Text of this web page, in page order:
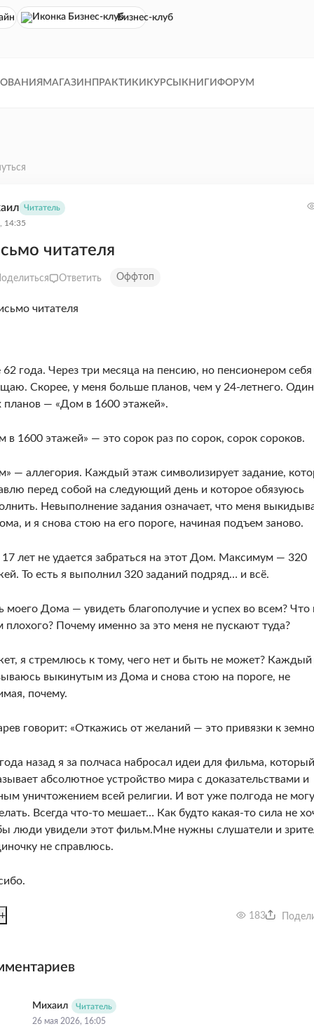
кинотеатр
Бизнес-клуб
МАГАЗИН ПРАКТИКИ КУРСЫ КНИГИ ФОРУМ
Читатель
14:35
читателя
Ответить Оффтоп
года. Через три месяца на пенсию, но пенсионером себя
Скорее, у меня больше планов, чем у 24-летнего. Один
планов — «Дом в 1600 этажей».
в 1600 этажей» — это сорок раз по сорок, сорок сороков.
— аллегория. Каждый этаж символизирует задание,
перед собой на следующий день и которое обязуюсь
Невыполнение задания означает, что меня
и я снова стою на его пороге, начиная подъем заново.
лет не удается забраться на этот Дом. Максимум — 320
То есть я выполнил 320 заданий подряд… и всё.
моего Дома — увидеть благополучие и успех во всем? Что
плохого? Почему именно за это меня не пускают туда?
я стремлюсь к тому, чего нет и быть не может? Каждый
выкинутым из Дома и снова стою на пороге, не
почему.
говорит: «Откажись от желаний — это привязки к
назад я за полчаса набросал идеи для фильма, который
абсолютное устройство мира с доказательствами и
уничтожением всей религии. И вот уже полгода не
Всегда что-то мешает… Как будто какая-то сила не
люди увидели этот фильм.Мне нужны слушатели и
не справлюсь.
183
Михаил
Читатель
26 мая 2026, 16:05